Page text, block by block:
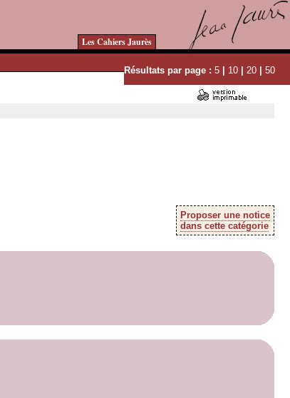
Les Cahiers Jaurès
Résultats par page : 5 | 10 | 20 | 50
Proposer une notice
dans cette catégorie